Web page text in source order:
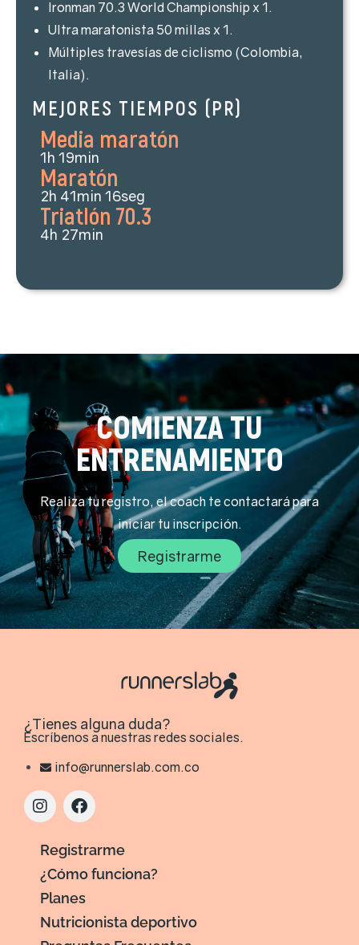
Ironman 70.3 World Championship x 1.
Ultra maratonista 50 millas x 1.
Múltiples travesías de ciclismo (Colombia,
Italia).
MEJORES TIEMPOS (PR)
Media maratón
1h 19min
Maratón
2h 41min 16seg
Triatlón 70.3
4h 27min
COMIENZA TU
ENTRENAMIENTO
Realiza tu registro, el coach te contactará para
iniciar tu inscripción.
Registrarme
¿Tienes alguna duda?
Escríbenos a nuestras redes sociales.
info@runnerslab.com.co
Registrarme
¿Cómo funciona?
Planes
Nutricionista deportivo